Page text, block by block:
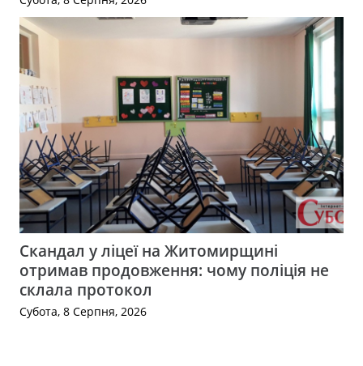
Скандал у ліцеї на Житомирщині
отримав продовження: чому поліція не
склала протокол
Субота, 8 Серпня, 2026